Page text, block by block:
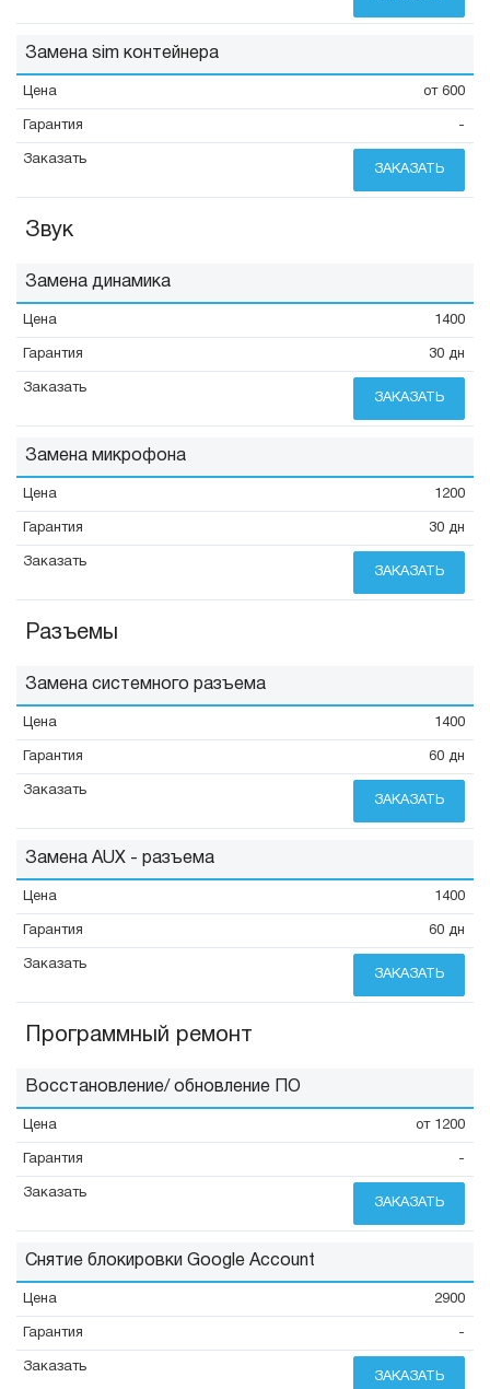
Замена sim контейнера
от 600
-
ЗАКАЗАТЬ
Звук
Замена динамика
1400
30 дн
ЗАКАЗАТЬ
Замена микрофона
1200
30 дн
ЗАКАЗАТЬ
Разъемы
Замена системного разъема
1400
60 дн
ЗАКАЗАТЬ
Замена AUX - разъема
1400
60 дн
ЗАКАЗАТЬ
Программный ремонт
Восстановление/ обновление ПО
от 1200
-
ЗАКАЗАТЬ
Снятие блокировки Google Account
2900
-
ЗАКАЗАТЬ